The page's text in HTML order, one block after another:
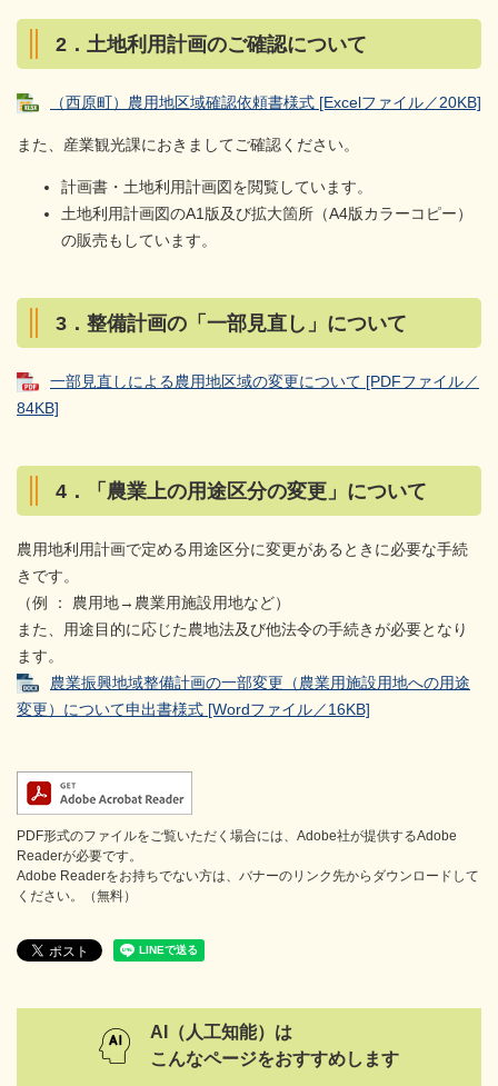
2．土地利用計画のご確認について
（西原町）農用地区域確認依頼書様式 [Excelファイル／20KB]
また、産業観光課におきましてご確認ください。
計画書・土地利用計画図を閲覧しています。
土地利用計画図のA1版及び拡大箇所（A4版カラーコピー）
の販売もしています。
3．整備計画の「一部見直し」について
一部見直しによる農用地区域の変更について [PDFファイル／
84KB]
4．「農業上の用途区分の変更」について
農用地利用計画で定める用途区分に変更があるときに必要な手続
きです。
（例 ： 農用地→農業用施設用地など）
また、用途目的に応じた農地法及び他法令の手続きが必要となり
ます。
農業振興地域整備計画の一部変更（農業用施設用地への用途
変更）について申出書様式 [Wordファイル／16KB]
PDF形式のファイルをご覧いただく場合には、Adobe社が提供するAdobe
Readerが必要です。
Adobe Readerをお持ちでない方は、バナーのリンク先からダウンロードして
ください。（無料）
AI（人工知能）は
こんなページをおすすめします